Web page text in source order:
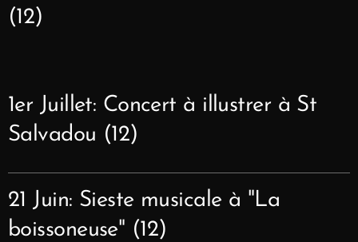
(12)
1er Juillet: Concert à illustrer à St
Salvadou (12)
21 Juin: Sieste musicale à "La
boissoneuse" (12)